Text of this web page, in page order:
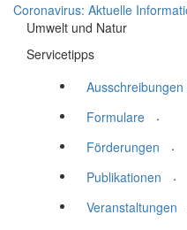
Coronavirus: Aktuelle
Umwelt und Natur
Servicetipps
Formulare
.
Förderungen
.
Publikationen
.
Veranstaltungen